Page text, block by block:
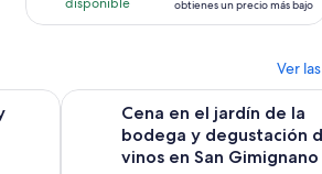
US$ 657.927.
obtienes un precio más bajo
Ver
abrirá en una nueva pestaña
de vinos Se abrirá en una nueva
Cena en el jardín de la
bodega y degustación
vinos en San Gimignano
Cena en el jardín de la bodega